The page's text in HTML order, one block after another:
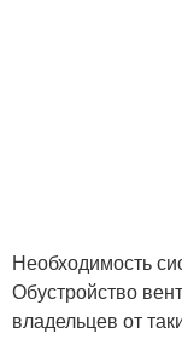
Необходимость
Обустройство
владельцев от